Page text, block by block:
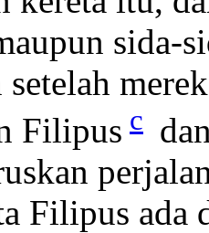
sida-
setelah
Filipus c
Filipus